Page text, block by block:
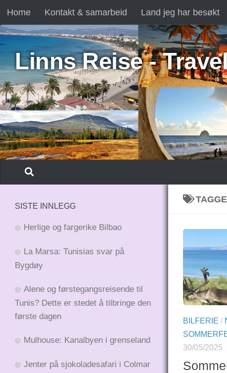
Skip to content
Home Kontakt & samarbeid Land jeg har besøkt
Linns Reise -
BILFERIE /
30/05/2025
SISTE INNLEGG
Herlige og fargerike Bilbao
La Marsa: Tunisias svar på
Bygdøy
Alene og førstegangsreisende til
Tunis? Dette er stedet å tilbringe den
første dagen
Mulhouse: Kanalbyen i grenseland
Jenter på sjokoladesafari i Colmar